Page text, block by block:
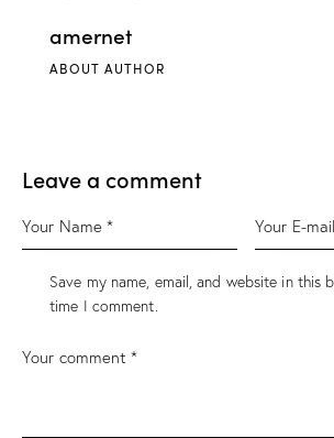
amernet
ABOUT AUTHOR
Leave a comment
Save my name, email, and website in this
time I comment.